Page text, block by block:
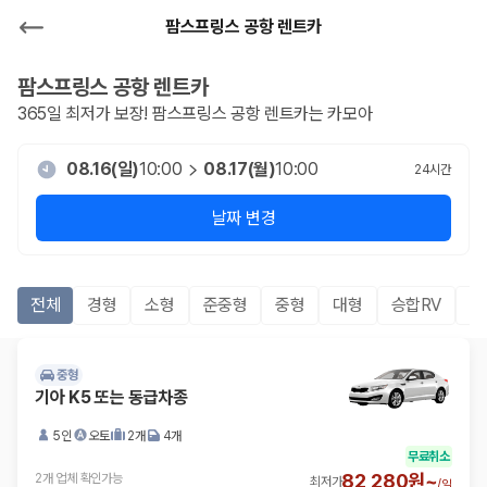
팜스프링스 공항 렌트카
팜스프링스 공항렌트카
365일 최저가 보장! 팜스프링스 공항 렌트카는 카모아
08.16(일)10:00 08.17(월)10:00 24시간
날짜 변경
전체 경형 소형 준중형 중형 대형 승합RV
중형
기아 K5 또는 동급차종
5인 오토 2개 4개
2개 업체 확인가능
무료취소
최저가82,280원~